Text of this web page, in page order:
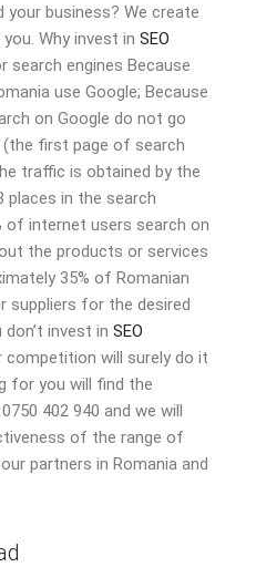
your business? We create
Why invest in SEO
engines Because
use Google; Because
on Google do not go
first page of search
traffic is obtained by the
in the search
of internet users search on
the products or services
35% of Romanian
suppliers for the desired
invest in SEO
will surely do it
for you will find the
402 940 and we will
of the range of
partners in Romania and